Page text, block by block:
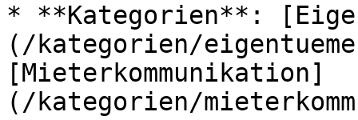
* **Kategorien**:
(/kategorien/
[Mieterkommunikation]
(/kategorien/